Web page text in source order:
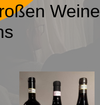
Weine